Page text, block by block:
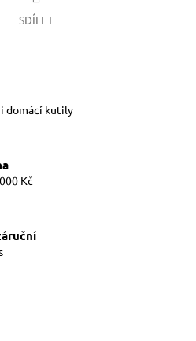
SDÍLET
domácí kutily
Kč